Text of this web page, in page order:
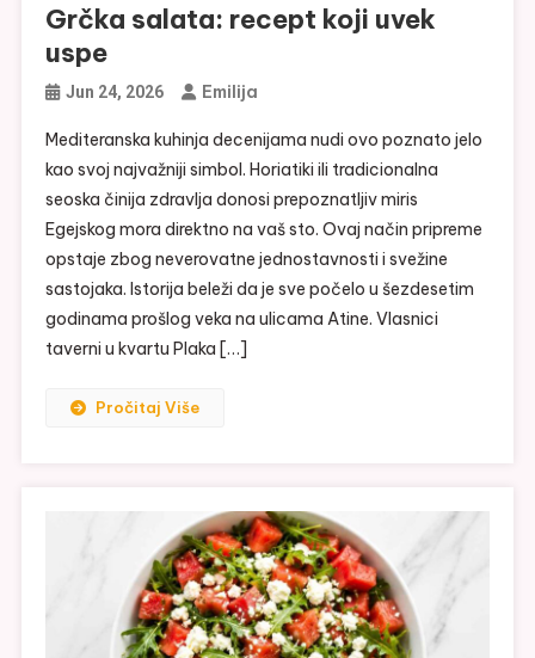
Grčka salata: recept koji uvek
uspe
Jun 24, 2026 Emilija
Mediteranska kuhinja decenijama nudi ovo poznato jelo
kao svoj najvažniji simbol. Horiatiki ili tradicionalna
seoska činija zdravlja donosi prepoznatljiv miris
Egejskog mora direktno na vaš sto. Ovaj način pripreme
opstaje zbog neverovatne jednostavnosti i svežine
sastojaka. Istorija beleži da je sve počelo u šezdesetim
godinama prošlog veka na ulicama Atine. Vlasnici
taverni u kvartu Plaka […]
Pročitaj Više